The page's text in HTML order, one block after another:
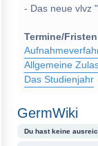
- Das neue vlvz
Termine/
Allgemeine
Das Studienjahr
GermWiki
Du hast keine